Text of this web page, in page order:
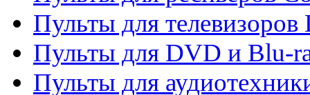
Пульты для телевизоров
Пульты для DVD и Blu-
Пульты для